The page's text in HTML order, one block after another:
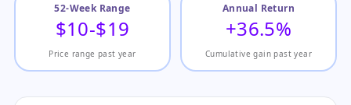
52-Week Range
$10-$19
Price range past year
Annual Return
+36.5%
Cumulative gain past year